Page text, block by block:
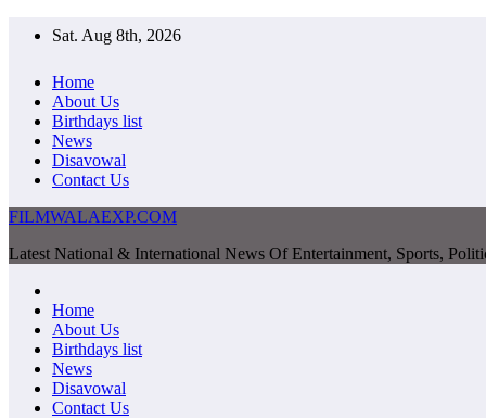
Sat. Aug 8th, 2026
Home
About Us
Birthdays list
News
Disavowal
Contact Us
FILMWALAEXP.COM
Latest National & International News Of Entertainment, Sports,
Home
About Us
Birthdays list
News
Disavowal
Contact Us